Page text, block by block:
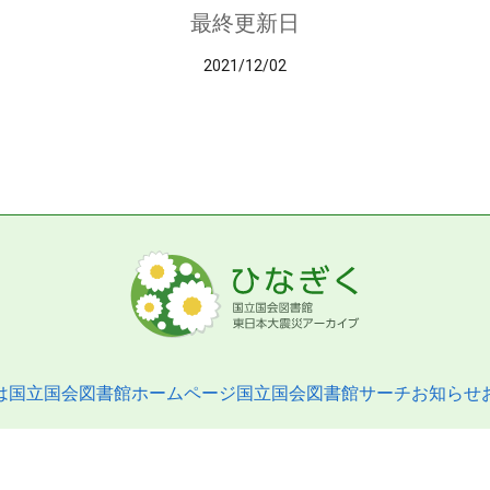
最終更新日
2021/12/02
国立国会図書館ホームページ国立国会図書館サーチお知らせ